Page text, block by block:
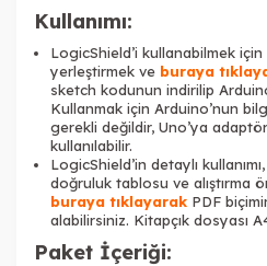
Kullanımı:
LogicShield’i kullanabilmek
yerleştirmek ve buraya
sketch kodunun indirilip
Kullanmak için Arduino’nun
gerekli değildir, Uno’ya
kullanılabilir.
LogicShield’in detaylı
doğruluk tablosu ve alıştırma
buraya tıklayarak PDF
alabilirsiniz. Kitapçık dosyası
Paket İçeriği: